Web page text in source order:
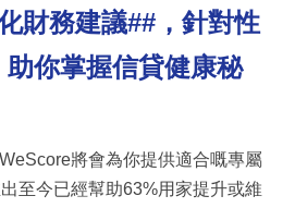
財務建議##，針對性
你掌握信貸健康秘
將會為你提供適合嘅專屬
至今已經幫助63%用家提升或維